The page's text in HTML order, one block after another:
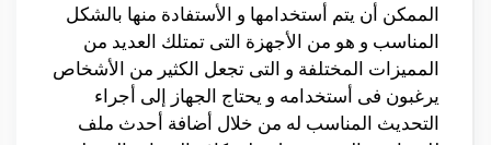
الممكن أن يتم أستخدامها و الأستفادة منها بالشكل
المناسب و هو من الأجهزة التى تمتلك العديد من
المميزات المختلفة و التى تجعل الكثير من الأشخاص
يرغبون فى أستخدامه و يحتاج الجهاز إلى أجراء
التحديث المناسب له من خلال أضافة أحدث ملف